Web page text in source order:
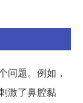
问题。例如，
激了鼻腔黏